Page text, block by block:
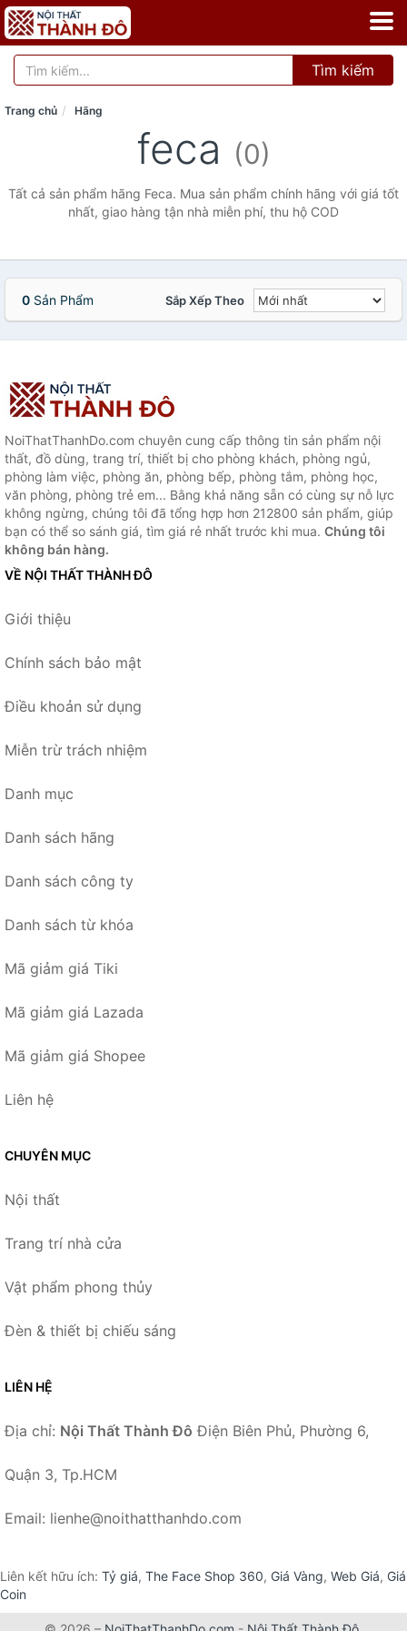
Tìm kiếm
Trang chủ Hãng
feca (0)
Tất cả sản phẩm hãng Feca. Mua sản phẩm chính hãng với giá tốt
nhất, giao hàng tận nhà miễn phí, thu hộ COD
0 Sản Phẩm Sắp Xếp Theo
NoiThatThanhDo.com chuyên cung cấp thông tin sản phẩm nội
thất, đồ dùng, trang trí, thiết bị cho phòng khách, phòng ngủ,
phòng làm việc, phòng ăn, phòng bếp, phòng tắm, phòng học,
văn phòng, phòng trẻ em... Bằng khả năng sẵn có cùng sự nỗ lực
không ngừng, chúng tôi đã tổng hợp hơn 212800 sản phẩm, giúp
bạn có thể so sánh giá, tìm giá rẻ nhất trước khi mua. Chúng tôi
không bán hàng.
VỀ NỘI THẤT THÀNH ĐÔ
Giới thiệu
Chính sách bảo mật
Điều khoản sử dụng
Miễn trừ trách nhiệm
Danh mục
Danh sách hãng
Danh sách công ty
Danh sách từ khóa
Mã giảm giá Tiki
Mã giảm giá Lazada
Mã giảm giá Shopee
Liên hệ
CHUYÊN MỤC
Nội thất
Trang trí nhà cửa
Vật phẩm phong thủy
Đèn & thiết bị chiếu sáng
LIÊN HỆ
Địa chỉ: Nội Thất Thành Đô Điện Biên Phủ, Phường 6,
Quận 3, Tp.HCM
Email: lienhe@noithatthanhdo.com
Liên kết hữu ích: Tỷ giá, The Face Shop 360, Giá Vàng, Web Giá, Giá
Coin